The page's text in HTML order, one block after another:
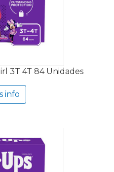
3T 4T 84 Unidades
info